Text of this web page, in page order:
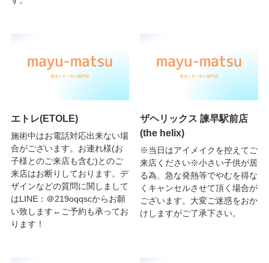
エトレ(ETOLE)
施術中はお電話対応出来ない場
合がございます。お連れ様(お
子様とのご来店も含む)とのご
来店はお断りしております。デ
ザインなどの質問に関しまして
はLINE：＠219oqqscからお願
い致します←ご予約も承ってお
ります！
ザヘリックス 諫早駅前店
(the helix)
※当日はアイメイクを控えてご
来店ください※小さい子供が居
る為、急な発熱等でやむを得な
くキャンセルさせて頂く場合が
ございます。大変ご迷惑をおか
けしますがご了承下さい。